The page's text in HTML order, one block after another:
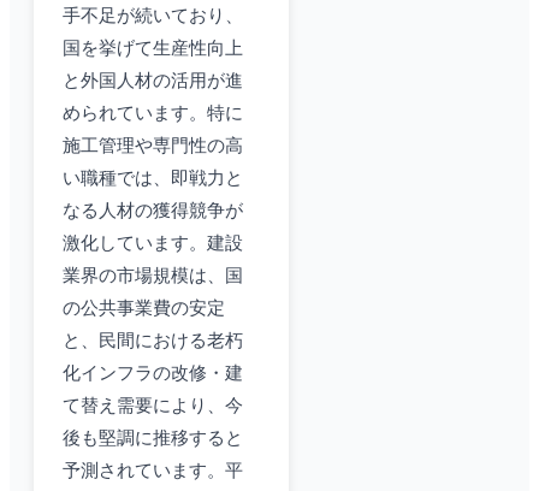
手不足が続いており、
国を挙げて生産性向上
と外国人材の活用が進
められています。特に
施工管理や専門性の高
い職種では、即戦力と
なる人材の獲得競争が
激化しています。建設
業界の市場規模は、国
の公共事業費の安定
と、民間における老朽
化インフラの改修・建
て替え需要により、今
後も堅調に推移すると
予測されています。平